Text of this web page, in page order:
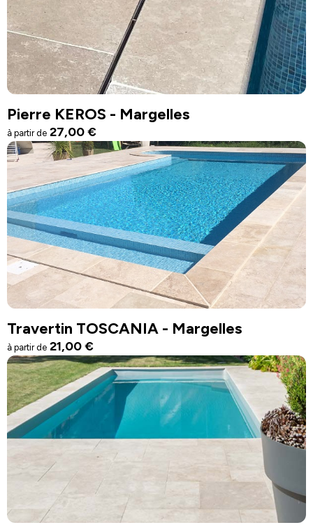
Pierre KEROS - Margelles
à partir de 27,00€
Travertin TOSCANIA - Margelles
à partir de 21,00€